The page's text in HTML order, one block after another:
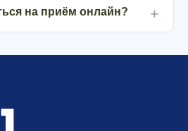
на приём онлайн?